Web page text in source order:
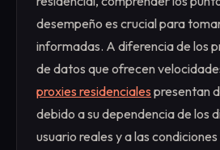
desempeño es crucial para
informadas. A diferencia de los
de datos que ofrecen
proxies residencialespresentan
debido a su dependencia de los
usuario reales y a las